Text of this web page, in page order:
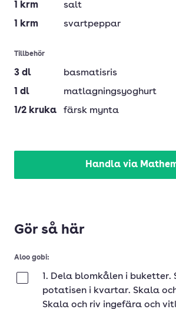
1
krm
salt
1
krm svartpeppar
Tillbehör
3 dl
basmatisris
1 dl
matlagningsyoghurt
1/2 kruka färsk mynta
Handla via
Gör så här
Aloo gobi:
1. Dela blomkålen i buketter.
potatisen i kvartar. Skala
Skala och riv ingefära och